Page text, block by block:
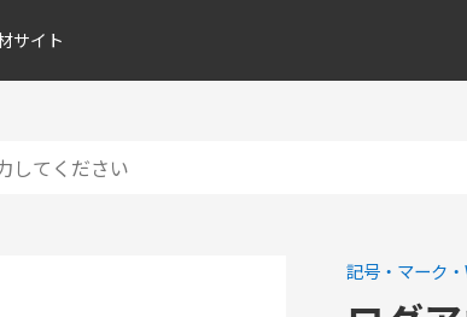
サイト
記号・マーク